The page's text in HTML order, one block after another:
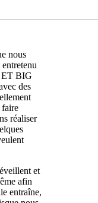
nous
ET BIG
des
faire
réaliser
et
afin
entraîne,